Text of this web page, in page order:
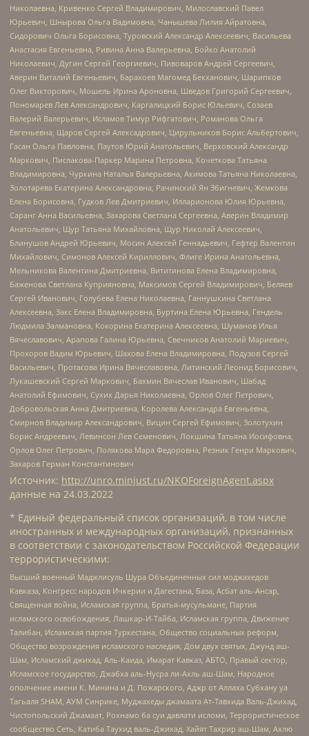
Николаевна, Кривенко Сергей Владимирович, Милославский Павел
Юрьевич, Шнырова Ольга Вадимовна, Чанышева Лилия Айратовна,
Сидорович Ольга Борисовна, Туровский Александр Алексеевич, Васильева
Анастасия Евгеньевна, Ривина Анна Валерьевна, Бойко Анатолий
Николаевич, Дугин Сергей Георгиевич, Пивоваров Андрей Сергеевич,
Аверин Виталий Евгеньевич, Барахоев Магомед Бекханович, Шарипков
Олег Викторович, Мошель Ирина Ароновна, Шведов Григорий Сергеевич,
Пономарев Лев Александрович, Каргалицкий Борис Юльевич, Созаев
Валерий Валерьевич, Исламов Тимур Рифгатович, Романова Ольга
Евгеньевна, Щаров Сергей Алексадрович, Цирульников Борис Альбертович,
Гасан Ольга Павловна, Паутов Юрий Анатольевич, Верховский Александр
Маркович, Пислакова-Паркер Марина Петровна, Кочеткова Татьяна
Владимировна, Чуркина Наталья Валерьевна, Акимова Татьяна Николаевна,
Золотарева Екатерина Александровна, Рачинский Ян Збигневич, Жемкова
Елена Борисовна, Гудков Лев Дмитриевич, Илларионова Юлия Юрьевна,
Саранг Анна Васильевна, Захарова Светлана Сергеевна, Аверин Владимир
Анатольевич, Щур Татьяна Михайловна, Щур Николай Алексеевич,
Блинушов Андрей Юрьевич, Мосин Алексей Геннадьевич, Гефтер Валентин
Михайлович, Симонов Алексей Кириллович, Флиге Ирина Анатольевна,
Мельникова Валентина Дмитриевна, Вититинова Елена Владимировна,
Баженова Светлана Куприяновна, Максимов Сергей Владимирович, Беляев
Сергей Иванович, Голубева Елена Николаевна, Ганнушкина Светлана
Алексеевна, Закс Елена Владимировна, Буртина Елена Юрьевна, Гендель
Людмила Залмановна, Кокорина Екатерина Алексеевна, Шуманов Илья
Вячеславович, Арапова Галина Юрьевна, Свечников Анатолий Мариевич,
Прохоров Вадим Юрьевич, Шахова Елена Владимировна, Подузов Сергей
Васильевич, Протасова Ирина Вячеславовна, Литинский Леонид Борисович,
Лукашевский Сергей Маркович, Бахмин Вячеслав Иванович, Шабад
Анатолий Ефимович, Сухих Дарья Николаевна, Орлов Олег Петрович,
Добровольская Анна Дмитриевна, Королева Александра Евгеньевна,
Смирнов Владимир Александрович, Вицин Сергей Ефимович, Золотухин
Борис Андреевич, Левинсон Лев Семенович, Локшина Татьяна Иосифовна,
Орлов Олег Петрович, Полякова Мара Федоровна, Резник Генри Маркович,
Захаров Герман Константинович
Источник: http://unro.minjust.ru/NKOForeignAgent.aspx
данные на 24.03.2022
* Единый федеральный список организаций, в том числе
иностранных и международных организаций, признанных
в соответствии с законодательством Российской Федерации
террористическими:
Высший военный Маджлисуль Шура Объединенных сил моджахедов
Кавказа, Конгресс народов Ичкерии и Дагестана, База, Асбат аль-Ансар,
Священная война, Исламская группа, Братья-мусульмане, Партия
исламского освобождения, Лашкар-И-Тайба, Исламская группа, Движение
Талибан, Исламская партия Туркестана, Общество социальных реформ,
Общество возрождения исламского наследия, Дом двух святых, Джунд аш-
Шам, Исламский джихад, Аль-Каида, Имарат Кавказ, АБТО, Правый сектор,
Исламское государство, Джабха аль-Нусра ли-Ахль аш-Шам, Народное
ополчение имени К. Минина и Д. Пожарского, Аджр от Аллаха Субхану уа
Тагьаля SHAM, АУМ Синрике, Муджахеды джамаата Ат-Тавхида Валь-Джихад,
Чистопольский Джамаат, Рохнамо ба суи давлати исломи, Террористическое
сообщество Сеть, Катиба Таухид валь-Джихад, Хайят Тахрир аш-Шам, Ахлю